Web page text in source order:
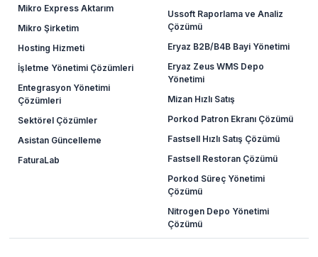
Mikro Express Aktarım
Mikro Şirketim
Hosting Hizmeti
İşletme Yönetimi Çözümleri
Entegrasyon Yönetimi
Çözümleri
Sektörel Çözümler
Asistan Güncelleme
FaturaLab
Ussoft Raporlama ve Analiz
Çözümü
Eryaz B2B/B4B Bayi Yönetimi
Eryaz Zeus WMS Depo
Yönetimi
Mizan Hızlı Satış
Porkod Patron Ekranı Çözümü
Fastsell Hızlı Satış Çözümü
Fastsell Restoran Çözümü
Porkod Süreç Yönetimi
Çözümü
Nitrogen Depo Yönetimi
Çözümü